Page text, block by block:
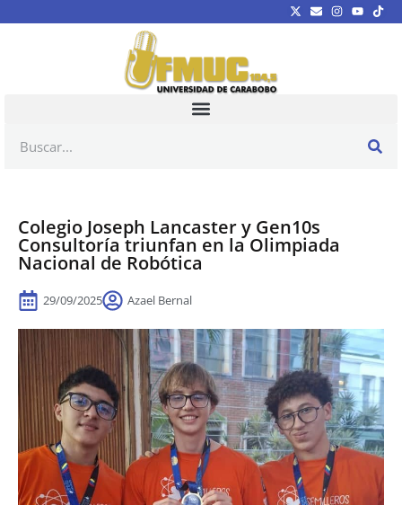
Colegio Joseph Lancaster y Gen10s
Consultoría triunfan en la Olimpiada
Nacional de Robótica
29/09/2025 Azael Bernal